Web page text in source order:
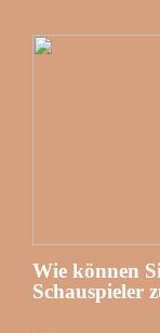
Wie können
Schauspieler